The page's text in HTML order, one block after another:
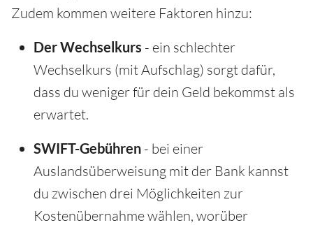
Zudem kommen weitere Faktoren hinzu:
Der Wechselkurs - ein schlechter
Wechselkurs (mit Aufschlag) sorgt dafür,
dass du weniger für dein Geld bekommst als
erwartet.
SWIFT-Gebühren - bei einer
Auslandsüberweisung mit der Bank kannst
du zwischen drei Möglichkeiten zur
Kostenübernahme wählen, worüber